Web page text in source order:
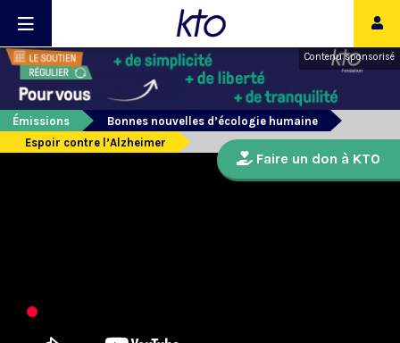
Contenu sponsorisé
Émissions
Bonnes nouvelles d’écologie humaine
Espoir contre l’Alzheimer
Faire un don à KTO